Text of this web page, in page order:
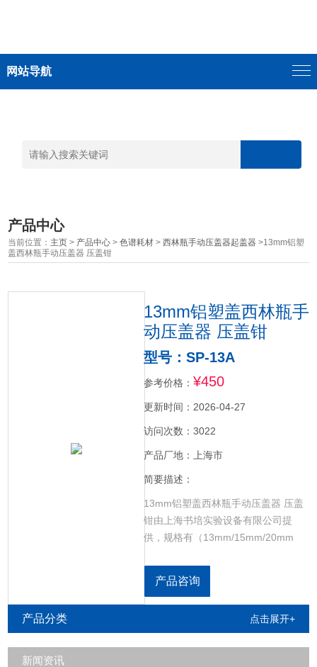
网站导航
产品中心
当前位置： 主页 > 产品中心 >色谱耗材 >西林瓶手动压盖器起盖器 >13mm铝塑
盖西林瓶手动压盖器 压盖钳
13mm铝塑盖西林瓶手
动压盖器 压盖钳
型号：SP-13A
参考价格： ¥450
更新时间：2026-04-27
访问次数：3022
产品厂地：上海市
简要描述：
13mm铝塑盖西林瓶手动压盖器 压盖
钳由上海书培实验设备有限公司提
供，规格有（13mm/15mm/20mm
有压盖起盖一体器。
产品咨询
产品分类 点击展开+
新闻资讯